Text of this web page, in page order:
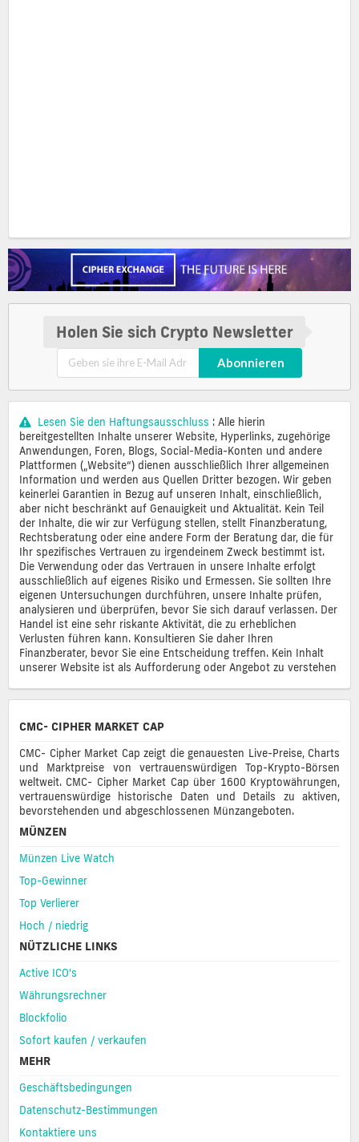
Holen Sie sich Crypto Newsletter
Abonnieren
Lesen Sie den Haftungsausschluss : Alle hierin
bereitgestellten Inhalte unserer Website, Hyperlinks, zugehörige
Anwendungen, Foren, Blogs, Social-Media-Konten und andere
Plattformen („Website“) dienen ausschließlich Ihrer allgemeinen
Information und werden aus Quellen Dritter bezogen. Wir geben
keinerlei Garantien in Bezug auf unseren Inhalt, einschließlich,
aber nicht beschränkt auf Genauigkeit und Aktualität. Kein Teil
der Inhalte, die wir zur Verfügung stellen, stellt Finanzberatung,
Rechtsberatung oder eine andere Form der Beratung dar, die für
Ihr spezifisches Vertrauen zu irgendeinem Zweck bestimmt ist.
Die Verwendung oder das Vertrauen in unsere Inhalte erfolgt
ausschließlich auf eigenes Risiko und Ermessen. Sie sollten Ihre
eigenen Untersuchungen durchführen, unsere Inhalte prüfen,
analysieren und überprüfen, bevor Sie sich darauf verlassen. Der
Handel ist eine sehr riskante Aktivität, die zu erheblichen
Verlusten führen kann. Konsultieren Sie daher Ihren
Finanzberater, bevor Sie eine Entscheidung treffen. Kein Inhalt
unserer Website ist als Aufforderung oder Angebot zu verstehen
CMC- CIPHER MARKET CAP
CMC- Cipher Market Cap zeigt die genauesten Live-Preise, Charts
und Marktpreise von vertrauenswürdigen Top-Krypto-Börsen
weltweit. CMC- Cipher Market Cap über 1600 Kryptowährungen,
vertrauenswürdige historische Daten und Details zu aktiven,
bevorstehenden und abgeschlossenen Münzangeboten.
MÜNZEN
Münzen Live Watch
Top-Gewinner
Top Verlierer
Hoch / niedrig
NÜTZLICHE LINKS
Active ICO's
Währungsrechner
Blockfolio
Sofort kaufen / verkaufen
MEHR
Geschäftsbedingungen
Datenschutz-Bestimmungen
Kontaktiere uns